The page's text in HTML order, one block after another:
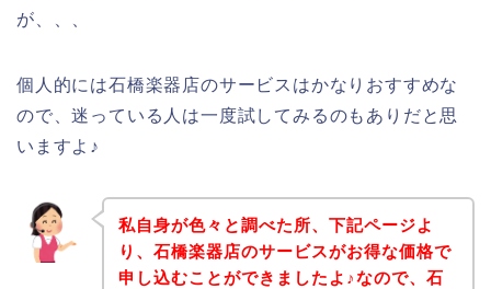
が、、、
個人的には石橋楽器店のサービスはかなりおすすめな
ので、迷っている人は一度試してみるのもありだと思
いますよ♪
私自身が色々と調べた所、下記ページよ
り、石橋楽器店のサービスがお得な価格で
申し込むことができましたよ♪なので、石